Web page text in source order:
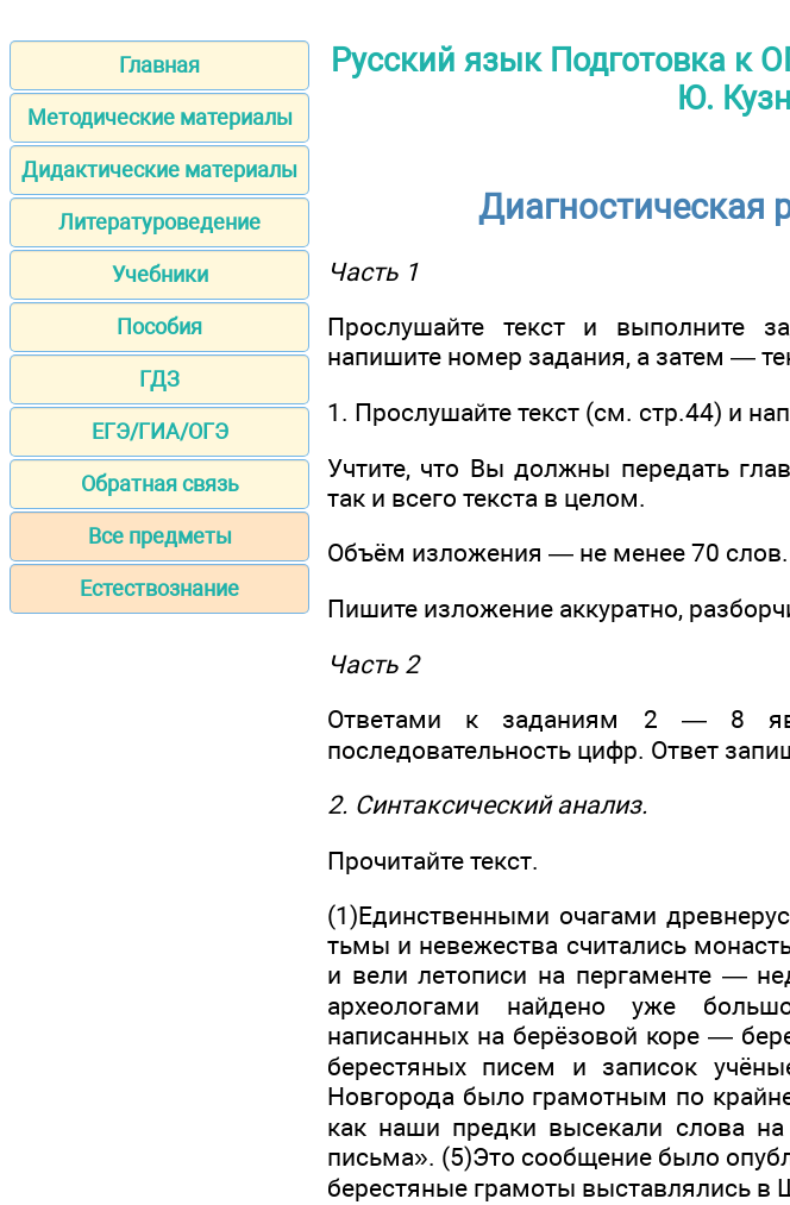
Главная
Методические материалы
Дидактические материалы
Литературоведение
Учебники
Пособия
ГДЗ
ЕГЭ/ГИА/ОГЭ
Обратная связь
Все предметы
Естествознание
Русский язык Подготовка к
Ю.
Диагностическая
Часть 1
Прослушайте текст и выполните
напишите номер задания, а затем —
1. Прослушайте текст (см. стр.44) и
Учтите, что Вы должны передать
так и всего текста в целом.
Объём изложения — не менее 70 слов.
Пишите изложение аккуратно,
Часть 2
Ответами к заданиям 2 — 8
последовательность цифр. Ответ
2. Синтаксический анализ.
Прочитайте текст.
(1)Единственными очагами
тьмы и невежества считались
и вели летописи на пергаменте —
археологами найдено уже
написанных на берёзовой коре —
берестяных писем и записок
Новгорода было грамотным по
как наши предки высекали слова
письма». (5)Это сообщение было
берестяные грамоты выставлялись в